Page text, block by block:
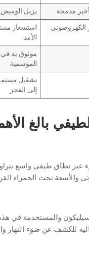
مدمجة
يزيل الوميض
الكهروضوئي
استشعار
الأمد
موثوق به في
الموسمية
تشغيل
إلى الفجر
بالغ
والأشعة تحت الحمراء
والمستخدمة في
للكشف عن ضوء النهار